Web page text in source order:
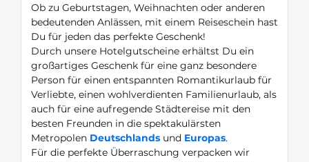
Ob zu Geburtstagen, Weihnachten oder anderen
bedeutenden Anlässen, mit einem Reiseschein hast
Du für jeden das perfekte Geschenk!
Durch unsere Hotelgutscheine erhältst Du ein
großartiges Geschenk für eine ganz besondere
Person für einen entspannten Romantikurlaub für
Verliebte, einen wohlverdienten Familienurlaub, als
auch für eine aufregende Städtereise mit den
besten Freunden in die spektakulärsten
Metropolen Deutschlands und Europas.
Für die perfekte Überraschung verpacken wir